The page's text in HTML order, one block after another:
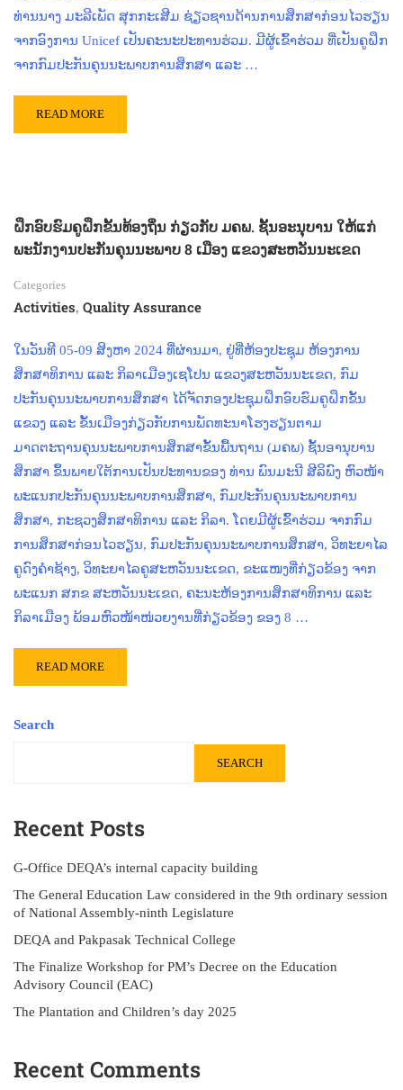
ທ່ານນາງ ມະລີເພັດ ສຸກກະເສີມ ຊ່ຽວຊານດ້ານການສຶກສາກ່ອນໄວຮຽນ
ຈາກອົງການ Unicef ເປັນຄະນະປະທານຮ່ວມ. ມີຜູ້ເຂົ້າຮ່ວມ ທີ່ເປັນຄູຝຶກ
ຈາກກົມປະກັນຄຸນນະພາບການສຶກສາ ແລະ …
READ MORE
ຝຶກອົບຮົມຄູຝຶກຂັ້ນທ້ອງຖິ່ນ ກ່ຽວກັບ ມຄພ. ຊັ້ນອະນຸບານ ໃຫ້ແກ່
ພະນັກງານປະກັນຄຸນນະພາບ 8 ເມືອງ ແຂວງສະຫວັນນະເຂດ
Categories
Activities, Quality Assurance
ໃນວັນທີ 05-09 ສິງຫາ 2024 ທີ່ຜ່ານມາ, ຢູ່ທີ່ຫ້ອງປະຊຸມ ຫ້ອງການ
ສຶກສາທິການ ແລະ ກິລາເມືອງເຊໂປນ ແຂວງສະຫວັນນະເຂດ, ກົມ
ປະກັນຄຸນນະພາບການສຶກສາ ໄດ້ຈັດກອງປະຊຸມຝຶກອົບຮົມຄູຝຶກຂັ້ນ
ແຂວງ ແລະ ຂັ້ນເມືອງກ່ຽວກັບການພັດທະນາໂຮງຮຽນຕາມ
ມາດຕະຖານຄຸນນະພາບການສຶກສາຂັ້ນພື້ນຖານ (ມຄພ) ຊັ້ນອານຸບານ
ສຶກສາ ຂຶ້ນພາຍໃຕ້ການເປັນປະທານຂອງ ທ່ານ ພົນມະນີ ສີລິພົງ ຫົວໜ້າ
ພະແນກປະກັນຄຸນນະພາບການສຶກສາ, ກົມປະກັນຄຸນນະພາບການ
ສຶກສາ, ກະຊວງສຶກສາທິການ ແລະ ກິລາ. ໂດຍມີຜູ້ເຂົ້າຮ່ວມ ຈາກກົມ
ການສຶກສາກ່ອນໄວຮຽນ, ກົມປະກັນຄຸນນະພາບການສຶກສາ, ວິທະຍາໄລ
ຄູດົງຄໍາຊ້າງ, ວິທະຍາໄລຄູສະຫວັນນະເຂດ, ຂະແໜງທີ່ກ່ຽວຂ້ອງ ຈາກ
ພະແນກ ສກຂ ສະຫວັນນະເຂດ, ຄະນະຫ້ອງການສຶກສາທິການ ແລະ
ກິລາເມືອງ ພ້ອມຫົວໜ້າໜ່ວຍງານທີ່ກ່ຽວຂ້ອງ ຂອງ 8 …
READ MORE
Search
SEARCH
Recent Posts
G-Office DEQA’s internal capacity building
The General Education Law considered in the 9th ordinary session
of National Assembly-ninth Legislature
DEQA and Pakpasak Technical College
The Finalize Workshop for PM’s Decree on the Education
Advisory Council (EAC)
The Plantation and Children’s day 2025
Recent Comments